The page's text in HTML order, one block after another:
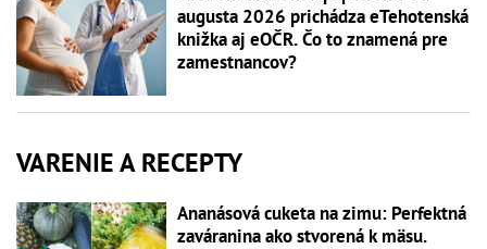
augusta 2026 prichádza eTehotenská
knižka aj eOČR. Čo to znamená pre
zamestnancov?
VARENIE A RECEPTY
Ananásová cuketa na zimu: Perfektná
zaváranina ako stvorená k mäsu.